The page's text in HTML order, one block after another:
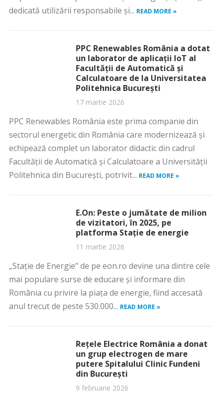
dedicată utilizării responsabile și... READ MORE »
PPC Renewables România a dotat
un laborator de aplicații IoT al
Facultății de Automatică și
Calculatoare de la Universitatea
Politehnica București
17 martie 2026
PPC Renewables România este prima companie din
sectorul energetic din România care modernizează și
echipează complet un laborator didactic din cadrul
Facultății de Automatică și Calculatoare a Universității
Politehnica din București, potrivit... READ MORE »
E.On: Peste o jumătate de milion
de vizitatori, în 2025, pe
platforma Stație de energie
11 martie 2026
„Stație de Energie” de pe eon.ro devine una dintre cele
mai populare surse de educare și informare din
România cu privire la piața de energie, fiind accesată
anul trecut de peste 530.000... READ MORE »
Rețele Electrice România a donat
un grup electrogen de mare
putere Spitalului Clinic Fundeni
din București
9 februarie 2026